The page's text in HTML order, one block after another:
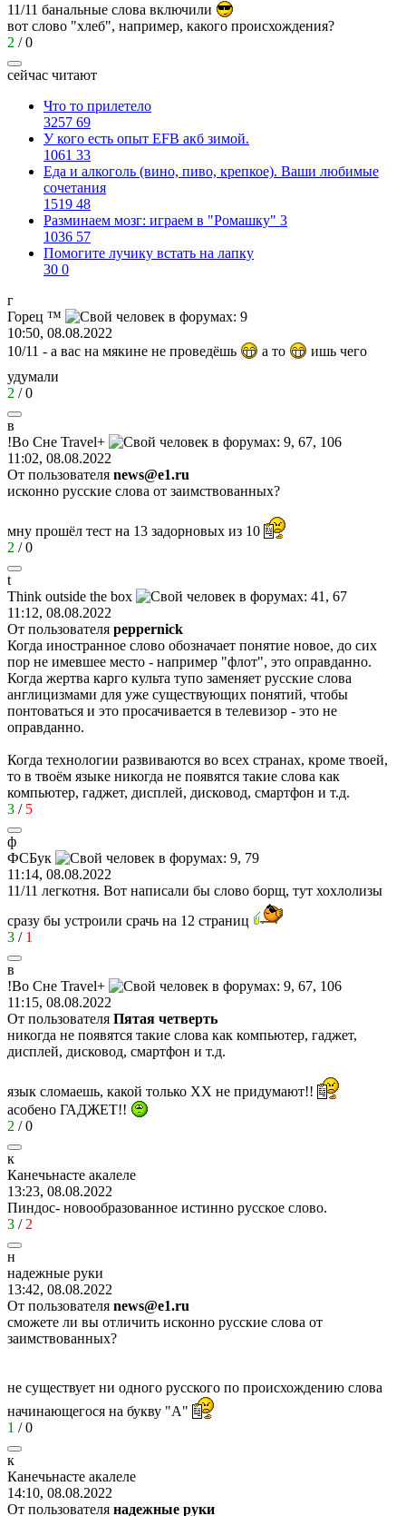
11/11 банальные слова включили
вот слово "хлеб", например, какого происхождения?
2 /0
сейчас читают
Что то прилетело
3257 69
У кого есть опыт EFB акб зимой.
1061 33
Еда и алкоголь (вино, пиво, крепкое). Ваши любимые
сочетания
1519 48
Разминаем мозг: играем в "Ромашку" 3
1036 57
Помогите лучику встать на лапку
30 0
г
Горец ™
10:50, 08.08.2022
10/11 - а вас на мякине не проведёшь
а то
ишь чего
удумали
2 /0
в
!Во Сне Travel+
11:02, 08.08.2022
От пользователя news@e1.ru
исконно русские слова от заимствованных?
мну прошёл тест на 13 задорновых из 10
2 /0
t
Think outside the box
11:12, 08.08.2022
От пользователя peppernick
Когда иностранное слово обозначает понятие новое, до сих
пор не имевшее место - например "флот", это оправданно.
Когда жертва карго культа тупо заменяет русские слова
англицизмами для уже существующих понятий, чтобы
понтоваться и это просачивается в телевизор - это не
оправданно.
Когда технологии развиваются во всех странах, кроме твоей,
то в твоём языке никогда не появятся такие слова как
компьютер, гаджет, дисплей, дисковод, смартфон и т.д.
3 / 5
ф
ФСБук
11:14, 08.08.2022
11/11 легкотня. Вот написали бы слово борщ, тут хохлолизы
сразу бы устроили срачь на 12 страниц
3 / 1
в
!Во Сне Travel+
11:15, 08.08.2022
От пользователя Пятая четверть
никогда не появятся такие слова как компьютер, гаджет,
дисплей, дисковод, смартфон и т.д.
язык сломаешь, какой только ХХ не придумают!!
асобено ГАДЖЕТ!!
2 /0
к
Канечьнасте акалеле
13:23, 08.08.2022
Пиндос- новообразованное истинно русское слово.
3 / 2
н
надежные руки
13:42, 08.08.2022
От пользователя news@e1.ru
сможете ли вы отличить исконно русские слова от
заимствованных?
не существует ни одного русского по происхождению слова
начинающегося на букву "А"
1 /0
к
Канечьнасте акалеле
14:10, 08.08.2022
От пользователя надежные руки